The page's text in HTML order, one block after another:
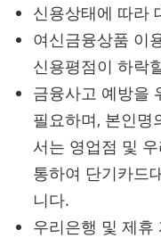
신용상태에 따라
여신금융상품 이
신용평점이 하락
금융사고 예방을
필요하며, 본인명
서는 영업점 및
통하여 단기카드
니다.
우리은행 및 제휴